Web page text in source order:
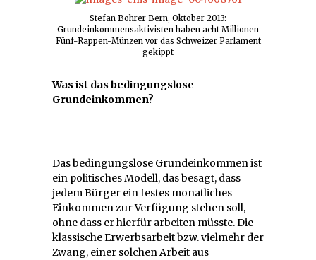
Stefan Bohrer Bern, Oktober 2013:
Grundeinkommensaktivisten haben acht Millionen
Fünf-Rappen-Münzen vor das Schweizer Parlament
gekippt
Was ist das bedingungslose
Grundeinkommen?
Das bedingungslose Grundeinkommen ist
ein politisches Modell, das besagt, dass
jedem Bürger ein festes monatliches
Einkommen zur Verfügung stehen soll,
ohne dass er hierfür arbeiten müsste. Die
klassische Erwerbsarbeit bzw. vielmehr der
Zwang, einer solchen Arbeit aus